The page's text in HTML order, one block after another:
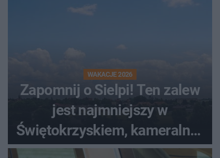
WAKACJE 2026
Zapomnij o Sielpi! Ten zalew
jest najmniejszy w
Świętokrzyskiem, kameralny i
bez tłumów